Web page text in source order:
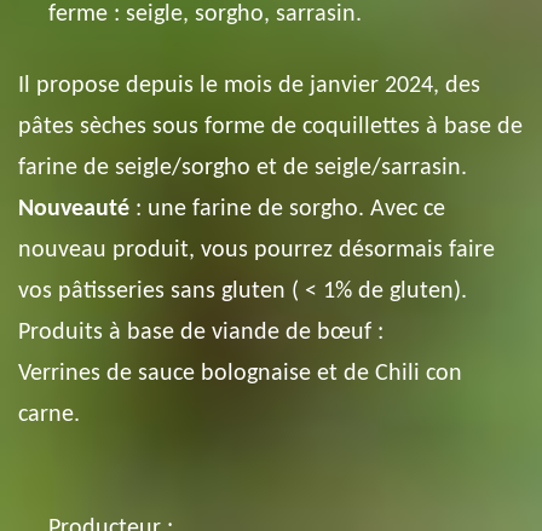
ferme : seigle, sorgho, sarrasin.
Il propose depuis le mois de janvier 2024, des
pâtes sèches sous forme de coquillettes à base de
farine de seigle/sorgho et de seigle/sarrasin.
Nouveauté : une farine de sorgho. Avec ce
nouveau produit, vous pourrez désormais faire
vos pâtisseries sans gluten ( < 1% de gluten).
Produits à base de viande de bœuf :
Verrines de sauce bolognaise et de Chili con
carne.